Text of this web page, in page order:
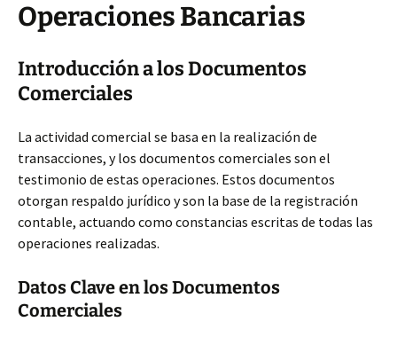
Operaciones Bancarias
Introducción a los Documentos
Comerciales
La actividad comercial se basa en la realización de
transacciones, y los documentos comerciales son el
testimonio de estas operaciones. Estos documentos
otorgan respaldo jurídico y son la base de la registración
contable, actuando como constancias escritas de todas las
operaciones realizadas.
Datos Clave en los Documentos
Comerciales